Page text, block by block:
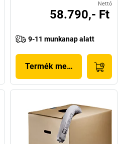
Nettó
58.790,- Ft
9-11 munkanap alatt
Termék megjelenítése